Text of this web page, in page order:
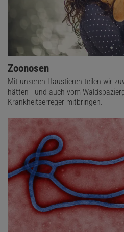
Zoonosen
Mit unseren Haustieren teilen wir
hätten - und auch vom
Krankheitserreger mitbringen.